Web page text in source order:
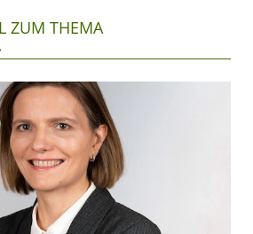
ZUM THEMA